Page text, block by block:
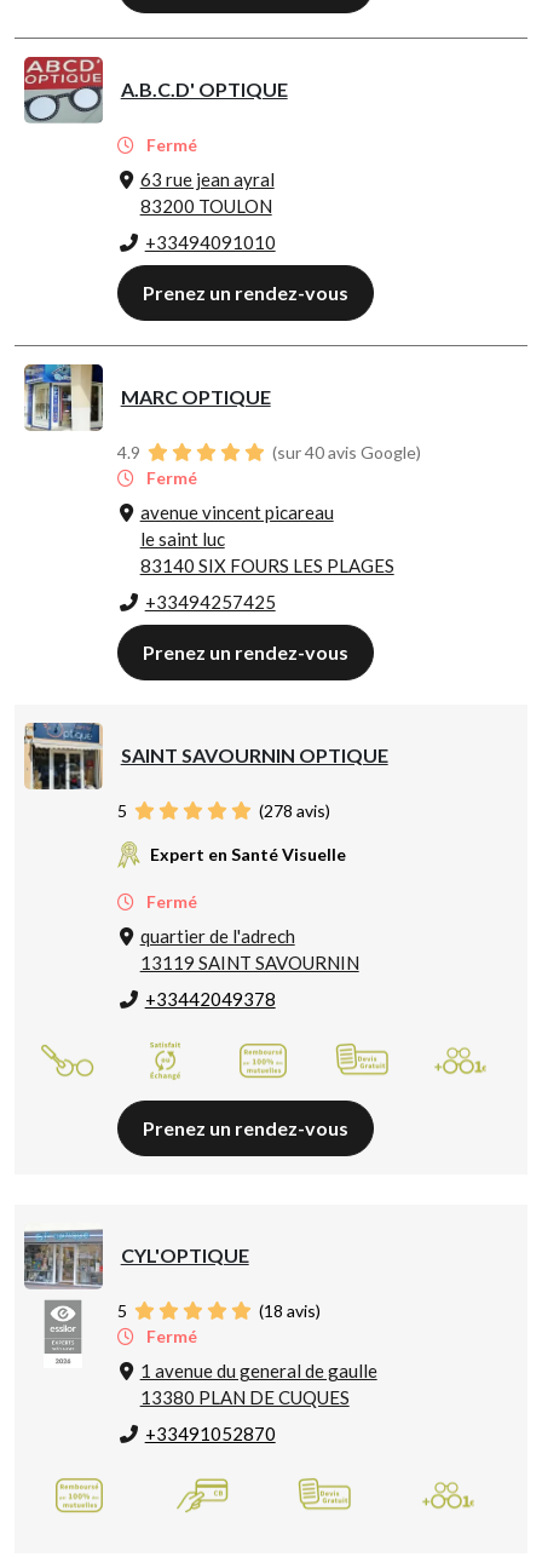
A.B.C.D' OPTIQUE
Fermé
63 rue jean ayral
83200 TOULON
+33494091010
Prenez un rendez-vous
MARC OPTIQUE
4.9
(sur 40 avis Google)
Fermé
avenue vincent picareau
le saint luc
83140 SIX FOURS LES PLAGES
+33494257425
Prenez un rendez-vous
SAINT SAVOURNIN OPTIQUE
5 (278 avis)
Expert en Santé Visuelle
Fermé
quartier de l'adrech
13119 SAINT SAVOURNIN
+33442049378
Prenez un rendez-vous
CYL'OPTIQUE
5 (18 avis)
Fermé
1 avenue du general de gaulle
13380 PLAN DE CUQUES
+33491052870